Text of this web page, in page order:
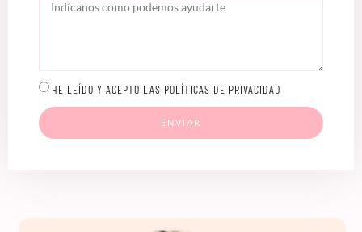
HE LEÍDO Y ACEPTO LAS POLÍTICAS DE PRIVACIDAD
ENVIAR